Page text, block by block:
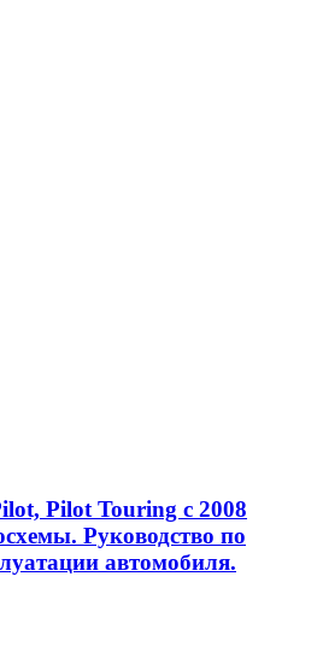
Pilot Touring с 2008
Руководство по
автомобиля.